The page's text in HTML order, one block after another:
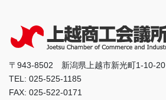
〒943-8502 新潟県上越市新光町1-10-20
TEL: 025-525-1185
FAX: 025-522-0171